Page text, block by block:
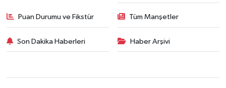
Puan Durumu ve Fikstür Tüm Manşetler
Son Dakika Haberleri Haber Arşivi